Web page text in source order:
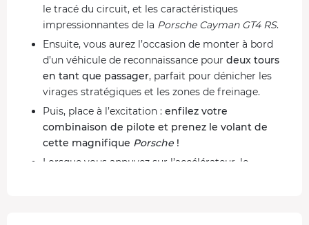
le tracé du circuit, et les caractéristiques
impressionnantes de la Porsche Cayman GT4 RS.
Ensuite, vous aurez l’occasion de monter à bord
d’un véhicule de reconnaissance pour deux tours
en tant que passager, parfait pour dénicher les
virages stratégiques et les zones de freinage.
Puis, place à l’excitation : enfilez votre
combinaison de pilote et prenez le volant de
cette magnifique Porsche !
Lorsque vous appuyez sur l’accélérateur, le